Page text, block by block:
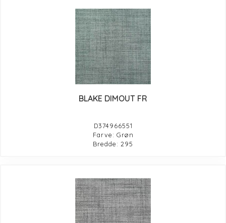
BLAKE DIMOUT FR
D374966551
Farve: Grøn
Bredde: 295